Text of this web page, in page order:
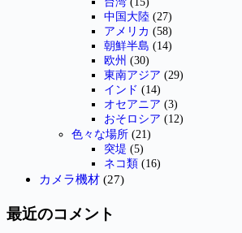
中国大陸 (27)
アメリカ (58)
朝鮮半島 (14)
欧州 (30)
東南アジア (29)
インド (14)
オセアニア (3)
おそロシア (12)
色々な場所 (21)
突堤 (5)
ネコ類 (16)
カメラ機材 (27)
最近のコメント